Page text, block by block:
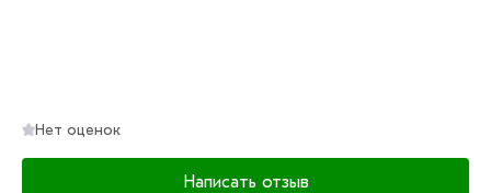
Нет оценок
Написать отзыв